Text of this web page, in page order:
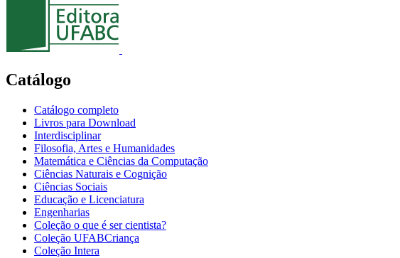
Catálogo
Catálogo completo
Livros para Download
Interdisciplinar
Filosofia, Artes e Humanidades
Matemática e Ciências da Computação
Ciências Naturais e Cognição
Ciências Sociais
Educação e Licenciatura
Engenharias
Coleção o que é ser cientista?
Coleção UFABCriança
Coleção Intera